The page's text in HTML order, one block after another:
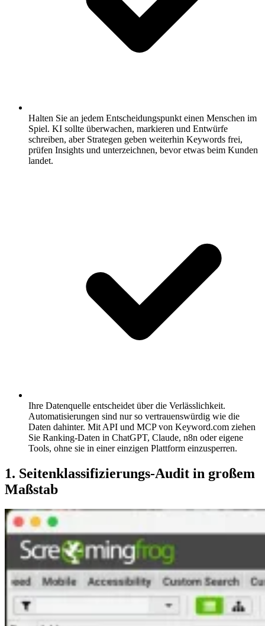
Halten Sie an jedem Entscheidungspunkt einen Menschen im
Spiel. KI sollte überwachen, markieren und Entwürfe
schreiben, aber Strategen geben weiterhin Keywords frei,
prüfen Insights und unterzeichnen, bevor etwas beim Kunden
landet.
Ihre Datenquelle entscheidet über die Verlässlichkeit.
Automatisierungen sind nur so vertrauenswürdig wie die
Daten dahinter. Mit API und MCP von Keyword.com ziehen
Sie Ranking-Daten in ChatGPT, Claude, n8n oder eigene
Tools, ohne sie in einer einzigen Plattform einzusperren.
1. Seitenklassifizierungs-Audit in großem
Maßstab